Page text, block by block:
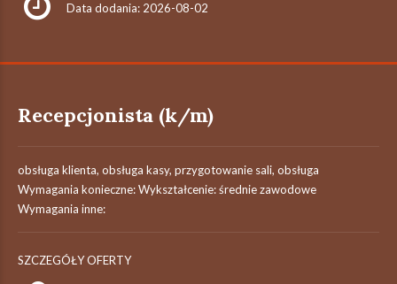
Data dodania: 2026-08-02
Recepcjonista (k/m)
obsługa klienta, obsługa kasy, przygotowanie sali, obsługa
Wymagania konieczne: Wykształcenie: średnie zawodowe
Wymagania inne:
SZCZEGÓŁY OFERTY